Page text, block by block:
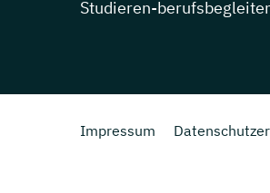
Studieren-
Impressum